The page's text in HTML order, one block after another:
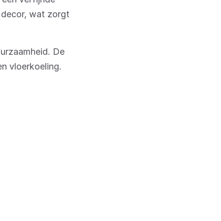
wat zorgt
De
vloerkoeling.